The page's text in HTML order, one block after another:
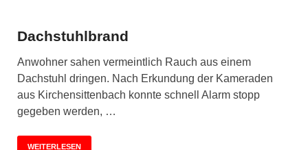
Dachstuhlbrand
Anwohner sahen vermeintlich Rauch aus einem
Dachstuhl dringen. Nach Erkundung der Kameraden
aus Kirchensittenbach konnte schnell Alarm stopp
gegeben werden, …
WEITERLESEN